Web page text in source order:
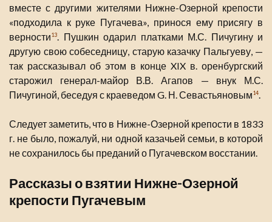
вместе с другими жителями Нижне-Озерной крепости
«подходила к руке Пугачева», принося ему присягу в
верности13. Пушкин одарил платками М.С. Пичугину и
другую свою собеседницу, старую казачку Пальгуеву, —
так рассказывал об этом в конце XIX в. оренбургский
старожил генерал-майор В.В. Агапов — внук М.С.
Пичугиной, беседуя с краеведом G. Н. Севастьяновым14.
Следует заметить, что в Нижне-Озерной крепости в 1833
г. не было, пожалуй, ни одной казачьей семьи, в которой
не сохранилось бы преданий о Пугачевском восстании.
Рассказы о взятии Нижне-Озерной
крепости Пугачевым